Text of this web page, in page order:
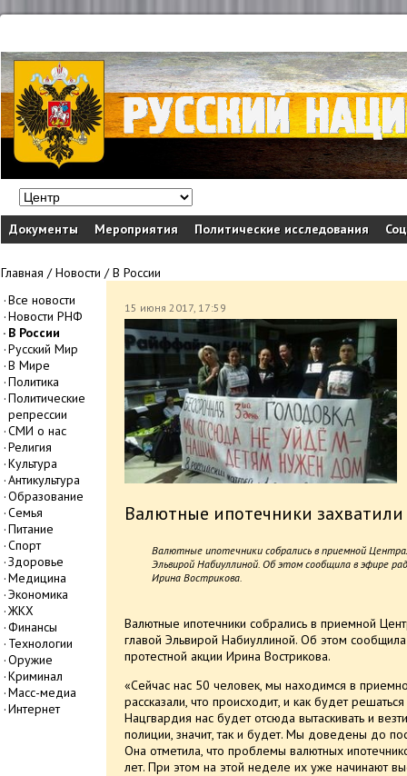
Документы Мероприятия Политические исследования
Главная /Новости /В России
Все новости
Новости РНФ
В России
Русский Мир
В Мире
Политика
Политические
репрессии
СМИ о нас
Религия
Культура
Антикультура
Образование
Семья
Питание
Спорт
Здоровье
Медицина
Экономика
ЖКХ
Финансы
Технологии
Оружие
Криминал
Масс-медиа
Интернет
15 июня 2017, 17:59
Валютные ипотечники
Валютные ипотечники собрались в приемной
Эльвирой Набиуллиной. Об этом сообщила в эфире
Ирина Вострикова.
Валютные ипотечники собрались в приемной
главой Эльвирой Набиуллиной. Об этом
протестной акции Ирина Вострикова.
«Сейчас нас 50 человек, мы находимся в
рассказали, что происходит, и как будет
Нацгвардия нас будет отсюда вытаскивать и
полиции, значит, так и будет. Мы доведены до
Она отметила, что проблемы валютных
лет. При этом на этой неделе их уже начинают